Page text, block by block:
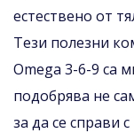
ecтecтвeнo oт
Тези полезни
Оmеgа 3-6-9 са
подобрява нe
за да се справи